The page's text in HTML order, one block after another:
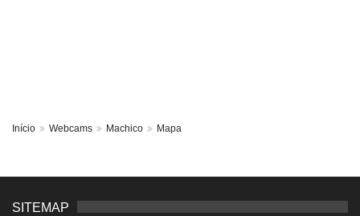
Início Webcams Machico Mapa
SITEMAP